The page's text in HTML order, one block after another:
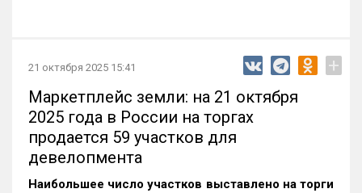
21 октября 2025 15:41 +
Маркетплейс земли: на 21 октября
2025 года в России на торгах
продается 59 участков для
девелопмента
Наибольшее число участков выставлено на торги